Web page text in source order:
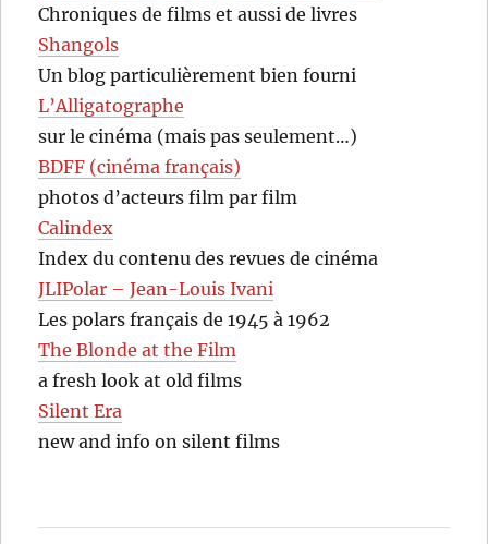
Chroniques de films et aussi de livres
Shangols
Un blog particulièrement bien fourni
L’Alligatographe
sur le cinéma (mais pas seulement…)
BDFF (cinéma français)
photos d’acteurs film par film
Calindex
Index du contenu des revues de cinéma
JLIPolar – Jean-Louis Ivani
Les polars français de 1945 à 1962
The Blonde at the Film
a fresh look at old films
Silent Era
new and info on silent films